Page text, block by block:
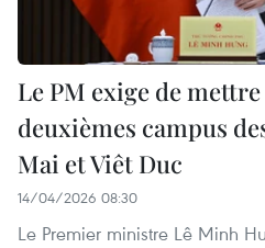
Le PM exige de
deuxièmes campus
Mai et Viêt Duc
14/04/2026 08:30
Le Premier ministre Lê Minh